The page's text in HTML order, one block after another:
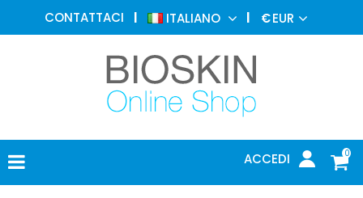
CONTATTACI ITALIANO €EUR
0
ACCEDI
MEDICINA
ESTETICA
DERMATOLOGIA
FOTOTERAPIA
ELETTROMEDICALI
MEDICO